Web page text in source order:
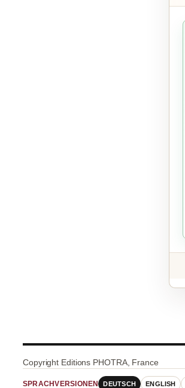
Copyright Editions PHOTRA, France
SPRACHVERSIONEN DEUTSCH ENGLISH